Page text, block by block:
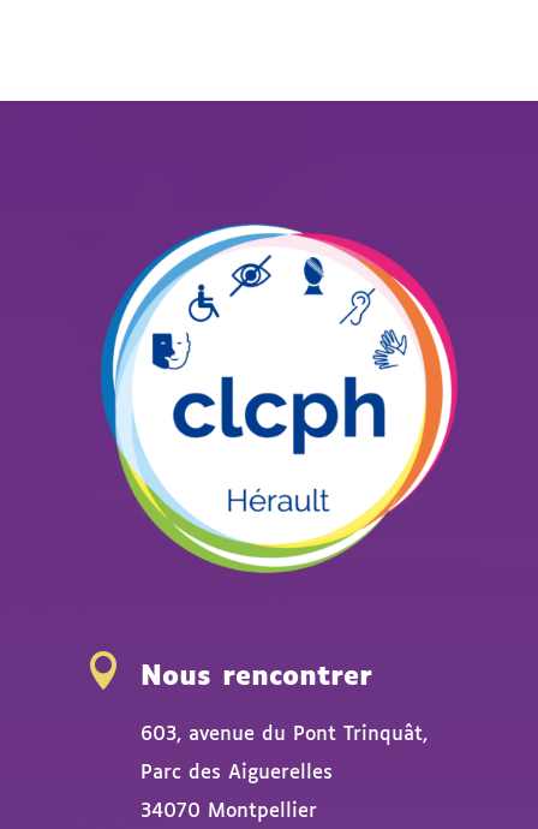
 Nous rencontrer
603, avenue du Pont Trinquât,
Parc des Aiguerelles
34070 Montpellier